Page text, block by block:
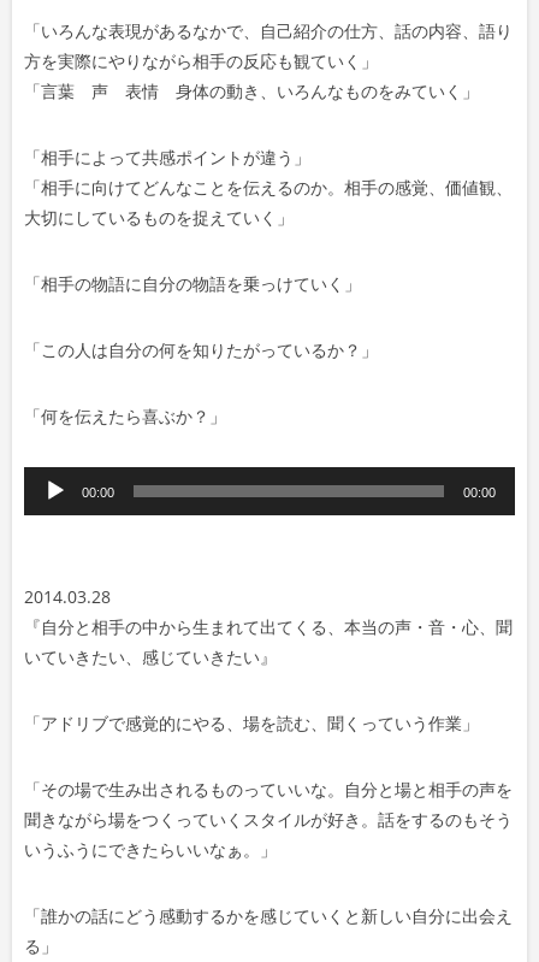
「いろんな表現があるなかで、
自己紹介の仕方、話の内容、語り
方を実際にやりながら相手の反応も観ていく 」
「言葉 声 表情 身体の動き、 いろんなものをみていく 」
「相手によって共感ポイントが違う 」
「相手に向けてどんなことを伝えるのか。相手の感覚、価値観、
大切にしているものを捉えていく」
「相手の物語に自分の物語を乗っけていく 」
「この人は自分の何を知りたがっているか？ 」
「何を伝えたら喜ぶか？ 」
声
ー
ヤ
ー
00:00 00:00
2014.03.28
『自分と相手の中から生まれて出てくる、本当の声・音・心、聞
いていきたい、感じていきたい』
「アドリブで感覚的にやる、場を読む、聞くっていう作業」
「その場で生み出されるものっていいな。自分と場と相手の声を
聞きながら場をつくっていくスタイルが好き。話をするのもそう
いうふうにできたらいいなぁ。」
「誰かの話にどう感動するかを感じていくと新しい自分に出会え
る」